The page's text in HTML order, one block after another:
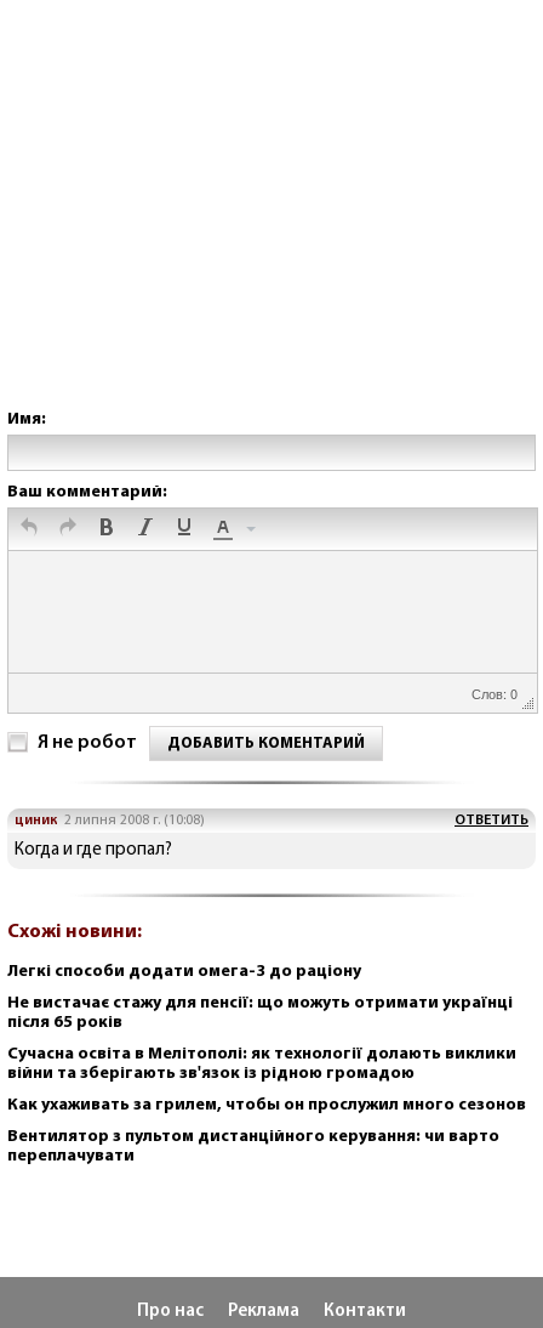
Имя:
Ваш комментарий:
Слов: 0
Я не робот ДОБАВИТЬ КОМЕНТАРИЙ
циник 2 липня 2008 г. (10:08) ОТВЕТИТЬ
Когда и где пропал?
Схожі новини:
Легкі способи додати омега-3 до раціону
Не вистачає стажу для пенсії: що можуть отримати українці
після 65 років
Сучасна освіта в Мелітополі: як технології долають виклики
війни та зберігають зв'язок із рідною громадою
Как ухаживать за грилем, чтобы он прослужил много сезонов
Вентилятор з пультом дистанційного керування: чи варто
переплачувати
Про нас Реклама Контакти